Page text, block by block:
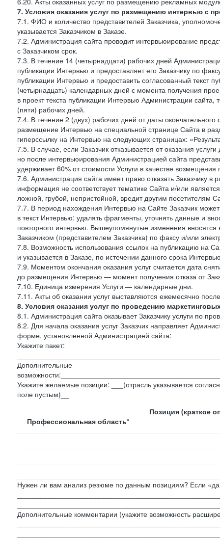
7. Условия оказания услуг по размещению интервью с
7.1. ФИО и количество представителей Заказчика,
указывается Заказчиком в Заказе.
7.2. Администрация сайта проводит интервьюирование
с Заказчиком срок.
7.3. В течение 14 (четырнадцати) рабочих дней
публикации Интервью и предоставляет его Заказчику по
публикации Интервью и предоставить согласованный текст
(четырнадцать) календарных дней с момента получения
в проект текста публикации Интервью Администрации сайта,
(пяти) рабочих дней.
7.4. В течение 2 (двух) рабочих дней от даты
размещение Интервью на специальной странице Сайта в
гиперссылку на Интервью на следующих страницах:
7.5. В случае, если Заказчик отказывается от оказания
но после интервьюирования Администрацией сайта
удерживает 60% от стоимости Услуги в качестве
7.6. Администрация сайта имеет право отказать Заказчику
информация не соответствует тематике Сайта и/или
ложной, грубой, непристойной, вредит другим посетителям
7.7. В период нахождения Интервью на Сайте Заказчик
в текст Интервью: удалять фрагменты, уточнять данные и
повторного интервью. Вышеупомянутые изменения
Заказчиком (представителем Заказчика) по факсу и/или
7.8. Возможность использования ссылок на публикацию на
и указывается в Заказе, по истечении данного срока
7.9. Моментом окончания оказания услуг считается дата
до размещения Интервью — момент получения отказа от
7.10. Единица измерения Услуги — календарные дни.
7.11. Акты об оказании услуг выставляются ежемесячно
8. Условия оказания услуг по проведению
8.1. Администрация сайта оказывает Заказчику услуги по
8.2. Для начала оказания услуг Заказчик направляет
форме, установленной Администрацией сайта:
Укажите пакет:
Дополнительные
Укажите желаемые позиции: ___(отрасль указывается
поле пустым)__
Профессиональная область*
Позиция (краткое
Нужен ли вам анализ резюме по данным позициям? Если
Дополнительные комментарии (укажите возможность